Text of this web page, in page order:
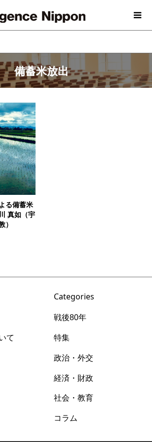
備蓄米放出
る備蓄米
真如（宇
）
て
Categories
戦後80年
特集
政治・外交
経済・財政
社会・教育
コラム